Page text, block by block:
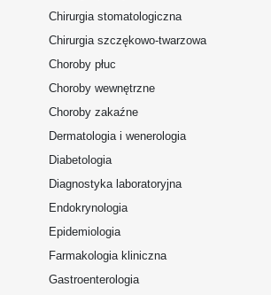
Chirurgia stomatologiczna
Chirurgia szczękowo-twarzowa
Choroby płuc
Choroby wewnętrzne
Choroby zakaźne
Dermatologia i wenerologia
Diabetologia
Diagnostyka laboratoryjna
Endokrynologia
Epidemiologia
Farmakologia kliniczna
Gastroenterologia